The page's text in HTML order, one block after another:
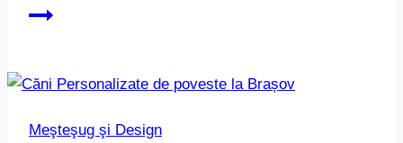
Meşteşug şi Design